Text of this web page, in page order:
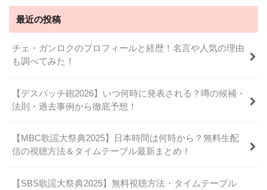
最近の投稿
チェ・ガンロクのプロフィールと経歴！名言や人気の理由
も調べてみた！
【デスパッチ砲2026】いつ何時に発表される？噂の候補・
法則・過去事例から徹底予想！
【MBC歌謡大祭典2025】日本時間は何時から？無料生配
信の視聴方法＆タイムテーブル最新まとめ！
【SBS歌謡大祭典2025】無料視聴方法・タイムテーブル